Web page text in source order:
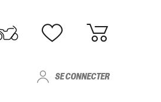
SE CONNECTER